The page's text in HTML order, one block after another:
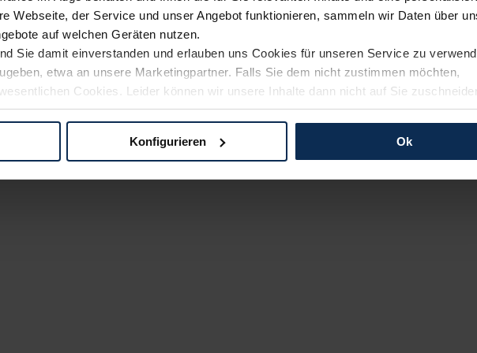
Webseite, der Service und unser Angebot funktionieren, sammeln wir Daten über
auf welchen Geräten nutzen.
Sie damit einverstanden und erlauben uns Cookies für unseren Service zu
etwa an unsere Marketingpartner. Falls Sie dem nicht zustimmen möchten,
Cookies. Leider können wir unsere Inhalte dann nicht auf Sie
Weg zu Ihrem Neuwagen unterstützen. Sie können die Einstellungen jederzeit
Konfigurieren Ok